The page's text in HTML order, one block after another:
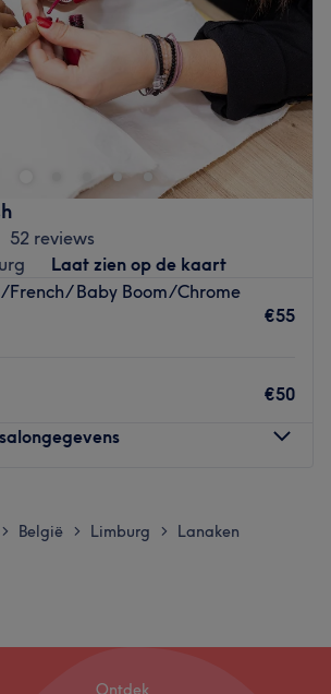
09:00–15:00
Gesloten
Go to venue
52 reviews
Laat zien op de kaart
French/ Baby Boom/Chrome
€55
€50
09:00 –
Gesloten
> België > Limburg > Lanaken
Ontdek